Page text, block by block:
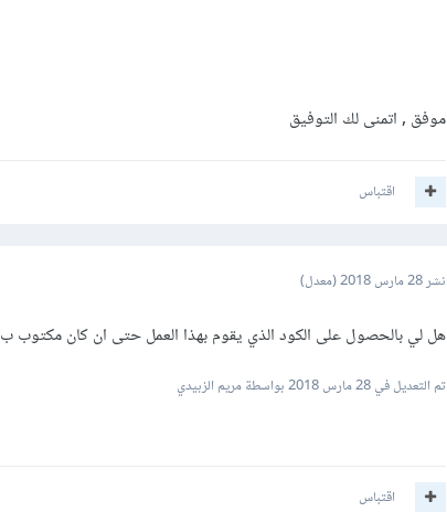
موفق , اتمنى لك التوفيق
اقتباس
نشر28 مارس 2018 (معدل)
هل لي بالحصول على الكود الذي يقوم بهذا العمل حتى ان كان مكتوب بphp وشكرا لكم ,جزاكم الله كل خير.
تم التعديل في28 مارس 2018 بواسطة مريم الزبيدي
اقتباس